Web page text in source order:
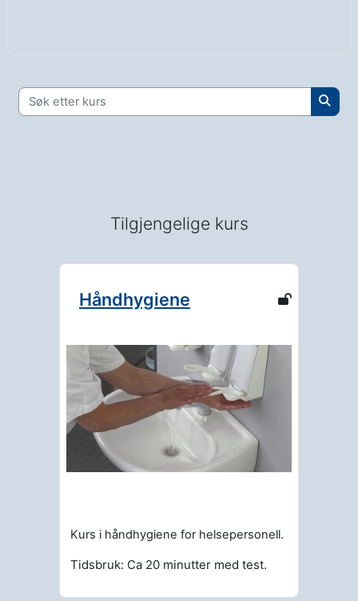
Søk etter kurs
Søk
Tilgjengelige kurs
Håndhygiene
Kurs i håndhygiene for helsepersonell.
Tidsbruk: Ca 20 minutter med test.